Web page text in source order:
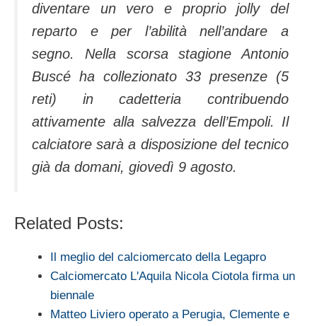
diventare un vero e proprio jolly del
reparto e per l’abilità nell’andare a
segno. Nella scorsa stagione Antonio
Buscé ha collezionato 33 presenze (5
reti) in cadetteria contribuendo
attivamente alla salvezza dell’Empoli. Il
calciatore sarà a disposizione del tecnico
già da domani, giovedì 9 agosto.
Related Posts:
Il meglio del calciomercato della Legapro
Calciomercato L'Aquila Nicola Ciotola firma un
biennale
Matteo Liviero operato a Perugia, Clemente e